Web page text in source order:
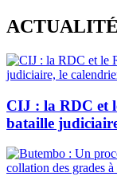
Skip
to
content
CIJ : la RDC et
bataille